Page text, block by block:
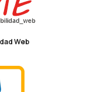
Web